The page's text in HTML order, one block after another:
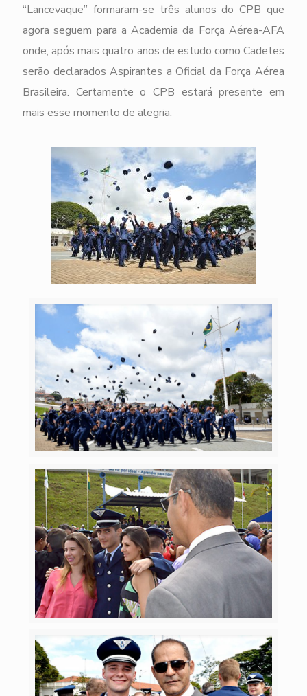
“Lancevaque” formaram-se três alunos do CPB que
agora seguem para a Academia da Força Aérea-AFA
onde, após mais quatro anos de estudo como Cadetes
serão declarados Aspirantes a Oficial da Força Aérea
Brasileira. Certamente o CPB estará presente em
mais esse momento de alegria.